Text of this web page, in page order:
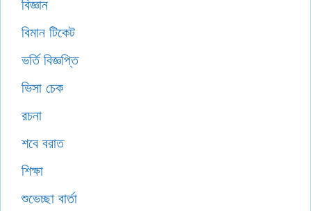
বিজ্ঞান
বিমান টিকেট
ভর্তি বিজ্ঞপ্তি
ভিসা চেক
রচনা
শবে বরাত
শিক্ষা
শুভেচ্ছা বার্তা